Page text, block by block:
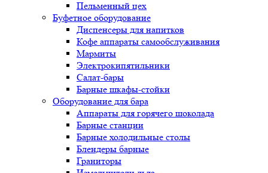
Пельменный цех
Буфетное оборудование
Диспенсеры для напитков
Кофе аппараты самообслуживания
Мармиты
Электрокипятильники
Cалат-бары
Барные шкафы-стойки
Оборудование для бара
Аппараты для горячего шоколада
Барные станции
Барные холодильные столы
Блендеры барные
Граниторы